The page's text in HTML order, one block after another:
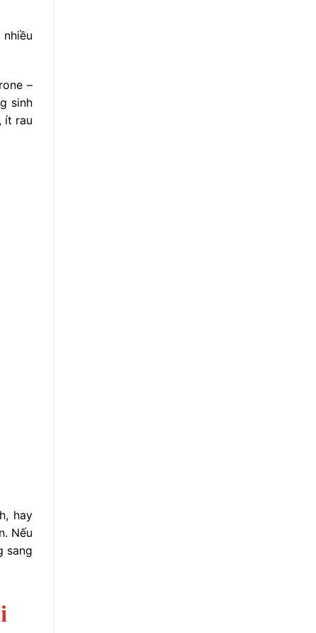
–
sinh
ít rau
hay
Nếu
sang